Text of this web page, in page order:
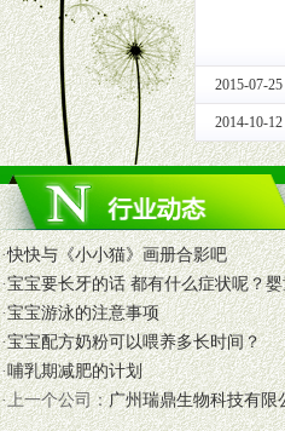
3、大型促销活动支持
根据市场开发需要，为代理商、经销
专业的孕婴童媒体、杂志、直销目录
专业的孕婴童媒体、杂志、直销目录
4、专业完善的售后服务支持
5、确保经销商相应区域内的独家垄
6、实施经营管理支持，根据经销商
7、严格控制价格的波动，并给予相
8、提供合理的退换货保障制度，保
9、及时有力的推出各种终端促销活
拉宝、海报、试用装等）
10、提供信息支持，使经销商商融入
11、提供方便、快捷、灵活、安全、
12、不断寻求国际前缘产品，完善母
2015-07-25
2014-10-12
·快快与《小小猫》画册合影吧
·宝宝要长牙的话 都有什么症状呢？
·宝宝游泳的注意事项
·宝宝配方奶粉可以喂养多长时间？
·哺乳期减肥的计划
·上一个公司：广州瑞鼎生物科技有限